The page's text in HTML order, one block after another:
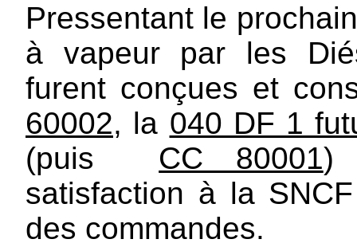
Pressentant le
à vapeur par les
furent conçues et
60002, la 040 DF 1
(puis CC 80001)
satisfaction à la
des commandes.